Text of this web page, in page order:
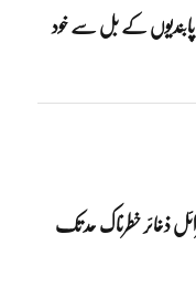
کے بل سے خود
ذخائر خطرناک حد تک